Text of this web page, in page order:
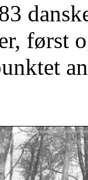
først